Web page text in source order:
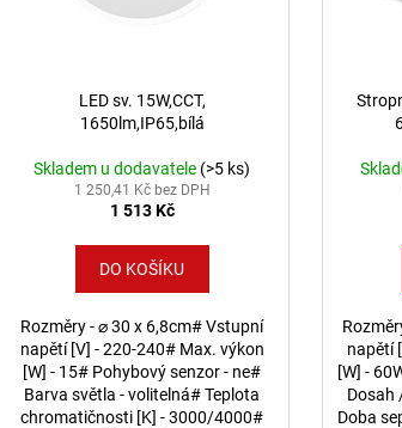
LED sv. 15W,CCT,
1650lm,IP65,bílá
Skladem u dodavatele (>5 ks)
1 250,41 Kč bez DPH
1 513 Kč
DO KOŠÍKU
Rozměry - ⌀ 30 x 6,8cm# Vstupní
napětí [V] - 220-240# Max. výkon
[W] - 15# Pohybový senzor - ne#
Barva světla - volitelná# Teplota
chromatičnosti [K] - 3000/4000#
napětí
[W] -
Dosah
Doba